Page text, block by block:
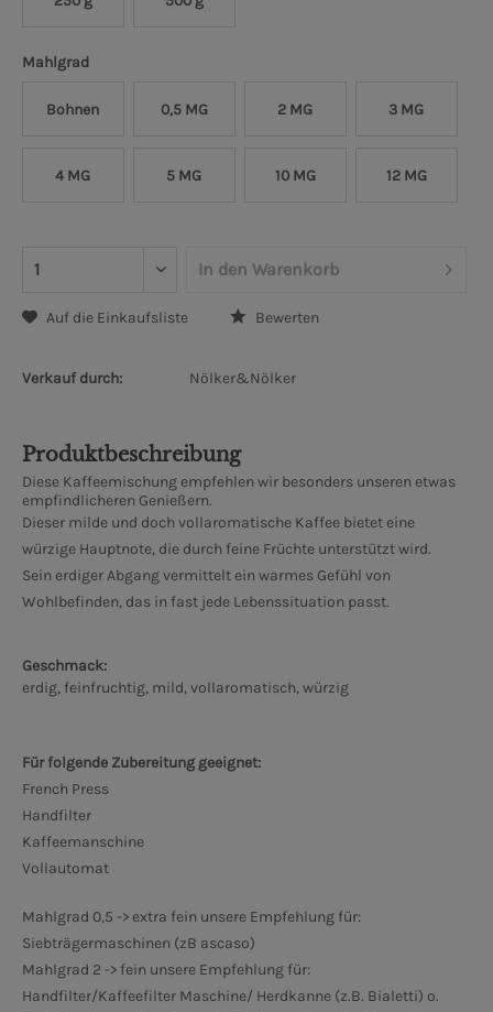
Mahlgrad
Bohnen 0,5 MG 2 MG 3 MG
4 MG 5 MG 10 MG 12 MG
In den Warenkorb
Auf die Einkaufsliste Bewerten
Verkauf durch: Nölker&Nölker
Produktbeschreibung
Diese Kaffeemischung empfehlen wir besonders unseren etwas
empfindlicheren Genießern.
Dieser milde und doch vollaromatische Kaffee bietet eine
würzige Hauptnote, die durch feine Früchte unterstützt wird.
Sein erdiger Abgang vermittelt ein warmes Gefühl von
Wohlbefinden, das in fast jede Lebenssituation passt.
Geschmack:
erdig, feinfruchtig, mild, vollaromatisch, würzig
Für folgende Zubereitung geeignet:
French Press
Handfilter
Kaffeemanschine
Vollautomat
Mahlgrad 0,5 -> extra fein unsere Empfehlung für:
Siebträgermaschinen (zB ascaso)
Mahlgrad 2 -> fein unsere Empfehlung für:
Handfilter/Kaffeefilter Maschine/ Herdkanne (z.B. Bialetti) o.